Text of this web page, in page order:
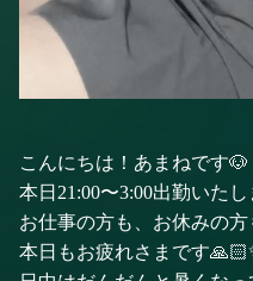
こんにちは！あまねです🐶
本日21:00〜3:00出勤いた
お仕事の方も、お休みの方
本日もお疲れさまです